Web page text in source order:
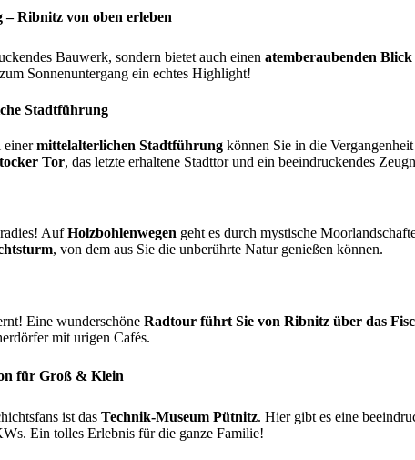
Ribnitz von oben erleben
Bauwerk, sondern bietet auch einen atemberaubenden
Sonnenuntergang ein echtes Highlight!
Stadtführung
einermittelalterlichen Stadtführung können Sie in die
Tor, das letzte erhaltene Stadttor und ein beeindruckendes
AufHolzbohlenwegen geht es durch mystische
, von dem aus Sie die unberührte Natur genießen können.
Eine wunderschöne Radtour führt Sie von Ribnitz über das
mit urigen Cafés.
für Groß & Klein
ist das Technik-Museum Pütnitz. Hier gibt es eine
Ein tolles Erlebnis für die ganze Familie!